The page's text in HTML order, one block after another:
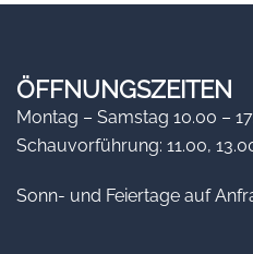
ÖFFNUNGSZEITEN
Montag – Samstag 10.00 –
Schauvorführung: 11.00,
Sonn- und Feiertage auf